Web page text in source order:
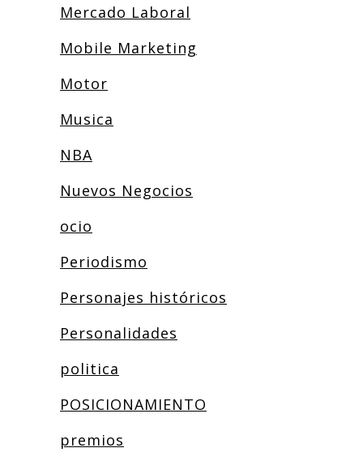
Mercado Laboral
Mobile Marketing
Motor
Musica
NBA
Nuevos Negocios
ocio
Periodismo
Personajes históricos
Personalidades
politica
POSICIONAMIENTO
premios